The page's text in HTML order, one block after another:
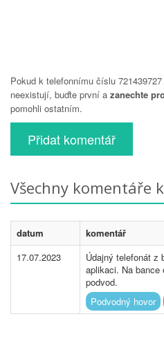
Pokud k telefonnímu číslu
neexistují, buďte první a zanechte
pomohli ostatním.
Přidat komentář
Všechny komentáře
datum
komentář
17.07.2023
Údajný telefonát z
aplikaci. Na bance
podvod.
Podvodný hovor